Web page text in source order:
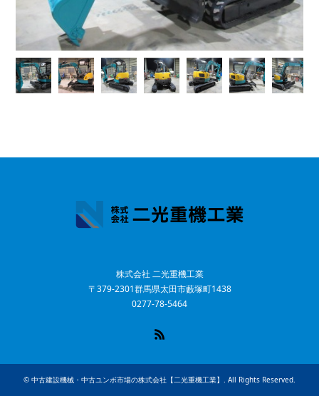
株式会社 二光重機工業
〒379-2301群馬県太田市藪塚町1438
0277-78-5464
© 中古建設機械・中古ユンボ市場の株式会社【二光重機工業】 . All Rights Reserved.